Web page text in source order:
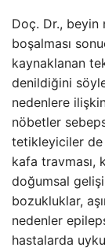
Doç. Dr., beyin
boşalması
kaynaklanan
denildiğini
nedenlere
nöbetler
tetikleyiciler de
kafa travması,
doğumsal
bozukluklar,
nedenler
hastalarda